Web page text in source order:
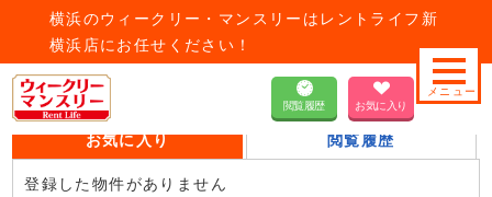
横浜のウィークリー・マンスリーはレントライフ新
横浜店にお任せください！
閲覧履歴 お気に入り
HOME
お気に入り 閲覧履歴
登録した物件がありません